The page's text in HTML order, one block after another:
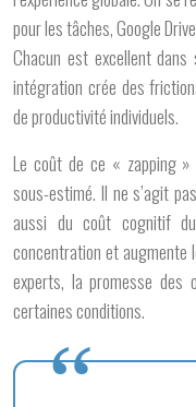
pour les tâches, Google
Chacun est excellent
intégration crée des
de productivité individuels.
Le coût de ce « zapping
sous-estimé. Il ne s’agit
aussi du coût cognitif
concentration et augmente
experts, la promesse des
certaines conditions.